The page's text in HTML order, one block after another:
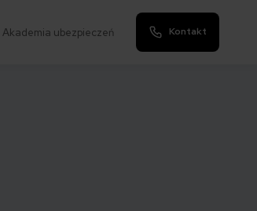
Akademia ubezpieczeń Kontakt